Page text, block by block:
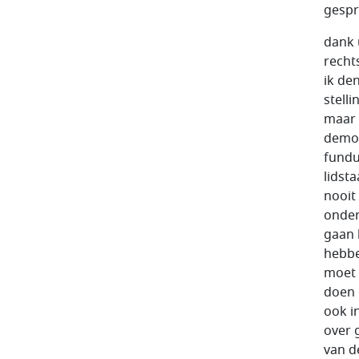
dank u wel voorzitter op de aankondiging dames en heren stond de rechtsstaat op sterven na dood en de op de aankondiging stond niet ik denk dat we had gemoeten een vraagteken nou is net over de stelling was en ik zou zeggen als antwoord daarop nee geenszins maar het zijn natuurlijk wel onderwerpen rechtsstaat met geluk voor democratie en fundamentele waarden en en en dat soort in van fundum de fundamenten van van de staten in europa leden van lidstaat van de europese unie en de europese unie zelf die eigenlijk nooit zeker zijn die je altijd moet waarderen moet bevechten moet onderhouden en moeten zien te bevorderen en we kunnen ook wij gaan het hebben over de u en we zullen die belangrijke mate gaan hebben over polen